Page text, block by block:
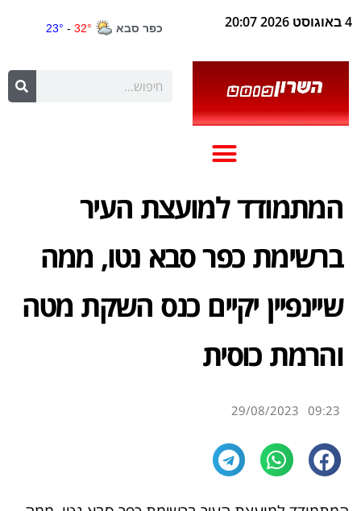
4 באוגוסט 2026 20:07
המתמודד למועצת העיר
ברשימת כפר סבא נטו, ממה
שיינפיין יקיים כנס השקת מטה
והרמת כוסית
09:23
29/08/2023